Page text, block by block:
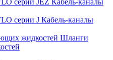
Кабель-каналы
Кабель-каналы
Шланги